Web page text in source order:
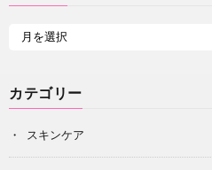
カテゴリー
スキンケア